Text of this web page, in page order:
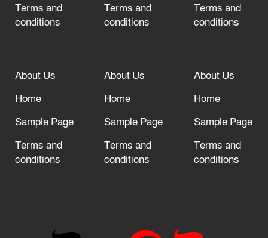
Terms and
conditions
Terms and
conditions
Terms and
conditions
About Us
Home
Sample Page
Terms and
conditions
About Us
Home
Sample Page
Terms and
conditions
About Us
Home
Sample Page
Terms and
conditions